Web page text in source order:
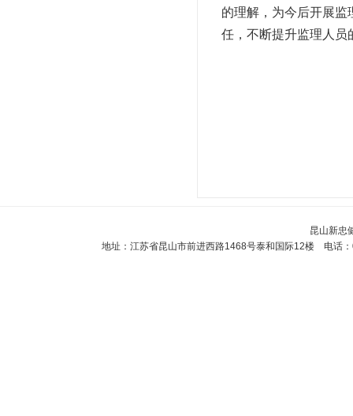
的理解，为今后开展
任，不断提升监理人员
昆山新忠
地址：江苏省昆山市前进西路1468号泰和国际12楼 电